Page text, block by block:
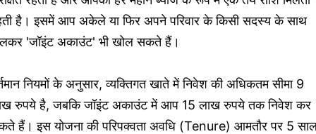
है। इसमें आप अकेले या फिर अपने परिवार के किसी सदस्य के साथ
'जॉइंट अकाउंट' भी खोल सकते हैं।
नियमों के अनुसार, व्यक्तिगत खाते में निवेश की अधिकतम सीमा 9
रुपये है, जबकि जॉइंट अकाउंट में आप 15 लाख रुपये तक निवेश कर
हैं। इस योजना की परिपक्वता अवधि (Tenure) आमतौर पर 5